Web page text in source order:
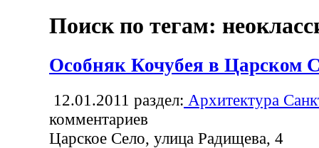
Поиск по тегам:
Особняк Кочубея в Царском
12.01.2011 раздел: Архитектура
комментариев
Царское Село, улица Радищева, 4